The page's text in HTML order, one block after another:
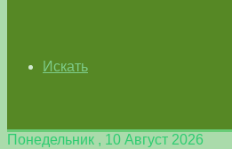
Искать
Понедельник , 10 Август 2026